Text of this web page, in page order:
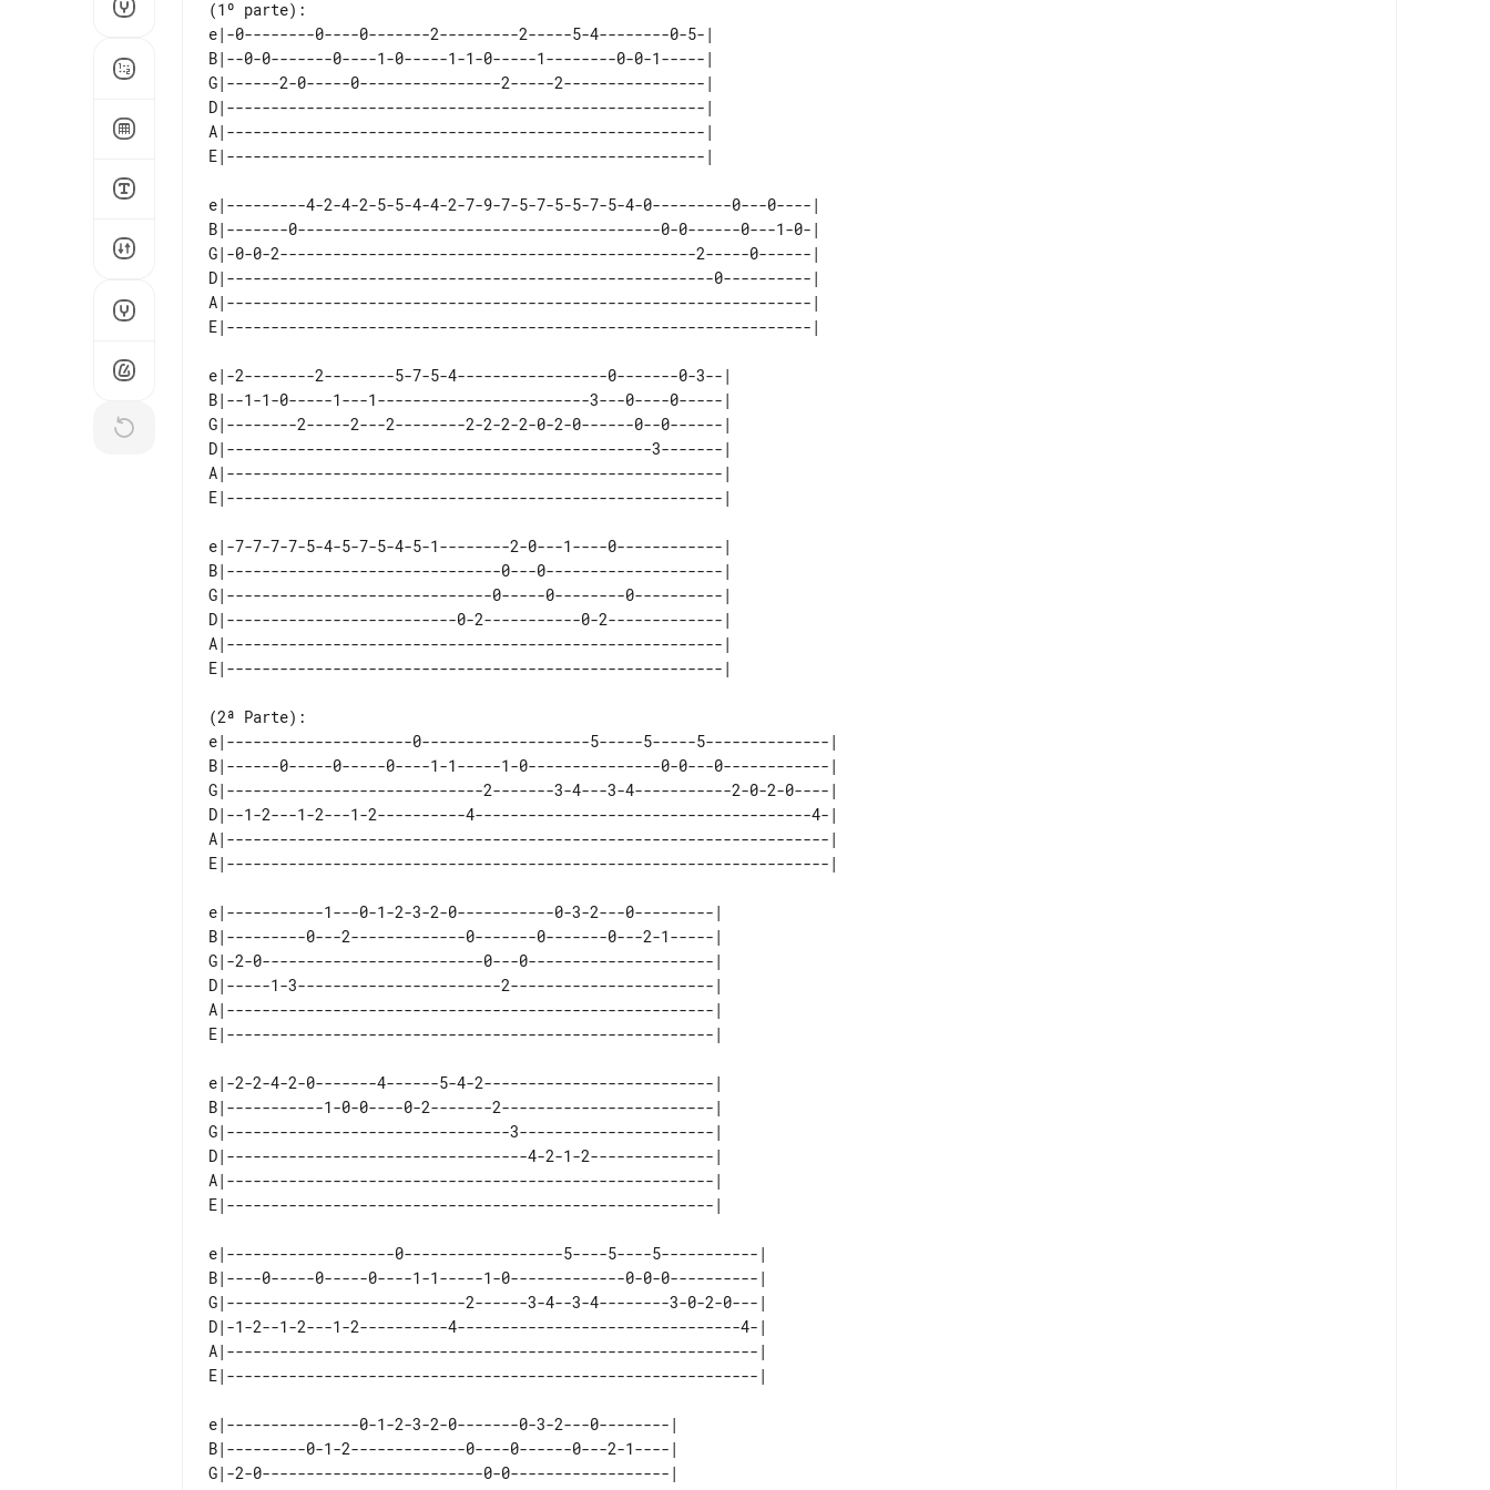
e|-0--------0----0-------2---------2-----5-4--------0-5-|
B|--0-0-------0----1-0-----1-1-0-----1--------0-0-1-----|
G|------2-0-----0----------------2-----2----------------|
D|------------------------------------------------------|
A|------------------------------------------------------|
e|---------4-2-4-2-5-5-4-4-2-7-9-7-5-7-5-5-7-5-4-0---------0---0----|
B|-------0-----------------------------------------0-0------0---1-0-|
G|-0-0-2-----------------------------------------------2-----0------|
D|-------------------------------------------------------0----------|
A|------------------------------------------------------------------|
e|-2--------2--------5-7-5-4-----------------0-------0-3--|
B|--1-1-0-----1---1------------------------3---0----0-----|
G|--------2-----2---2--------2-2-2-2-0-2-0------0--0------|
D|------------------------------------------------3-------|
A|--------------------------------------------------------|
e|-7-7-7-7-5-4-5-7-5-4-5-1--------2-0---1----0------------|
B|-------------------------------0---0--------------------|
G|------------------------------0-----0--------0----------|
D|--------------------------0-2-----------0-2-------------|
A|--------------------------------------------------------|
(2ª Parte):
e|---------------------0-------------------5-----5-----5--------------|
B|------0-----0-----0----1-1-----1-0---------------0-0---0------------|
G|-----------------------------2-------3-4---3-4-----------2-0-2-0----|
D|--1-2---1-2---1-2----------4--------------------------------------4-|
A|--------------------------------------------------------------------|
e|-----------1---0-1-2-3-2-0-----------0-3-2---0---------|
B|---------0---2-------------0-------0-------0---2-1-----|
G|-2-0-------------------------0---0---------------------|
D|-----1-3-----------------------2-----------------------|
A|-------------------------------------------------------|
e|-2-2-4-2-0-------4------5-4-2--------------------------|
B|-----------1-0-0----0-2-------2------------------------|
G|--------------------------------3----------------------|
D|----------------------------------4-2-1-2--------------|
A|-------------------------------------------------------|
e|-------------------0------------------5----5----5-----------|
B|----0-----0-----0----1-1-----1-0-------------0-0-0----------|
G|---------------------------2------3-4--3-4--------3-0-2-0---|
D|-1-2--1-2---1-2----------4--------------------------------4-|
A|------------------------------------------------------------|
e|---------------0-1-2-3-2-0-------0-3-2---0--------|
B|---------0-1-2-------------0----0------0---2-1----|
G|-2-0-------------------------0-0------------------|